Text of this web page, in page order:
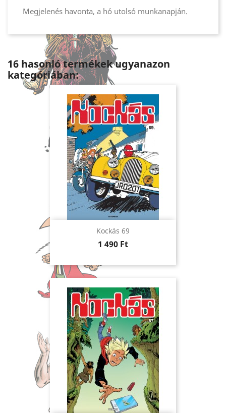
Megjelenés havonta, a hó utolsó munkanapján.
16 hasonló termékek ugyanazon
kategóriában:
Kockás 69
Ár
1 490 Ft